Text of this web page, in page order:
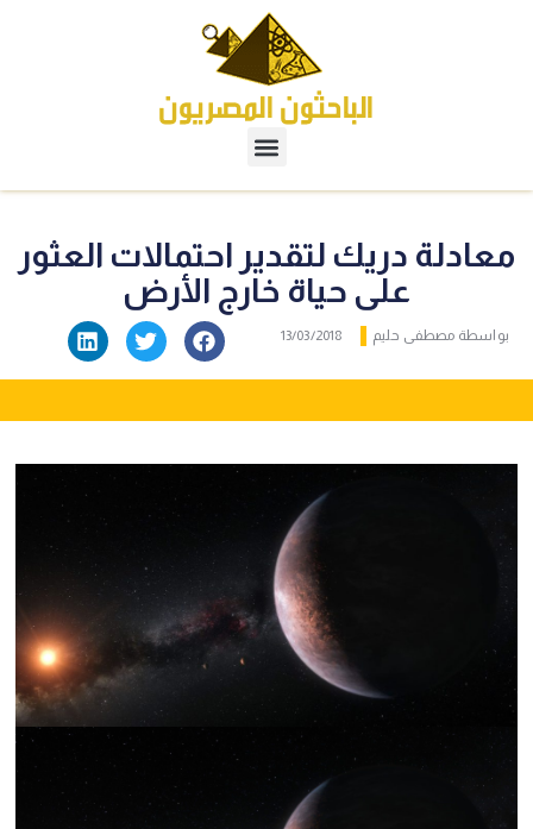
معادلة دريك لتقدير احتمالات العثور
على حياة خارج الأرض
بواسطة مصطفى حليم 13/03/2018